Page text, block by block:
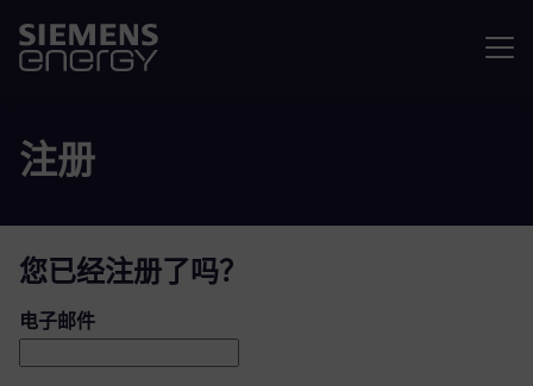
注册
您已经注册了吗？
登录：用户和密码
电子邮件